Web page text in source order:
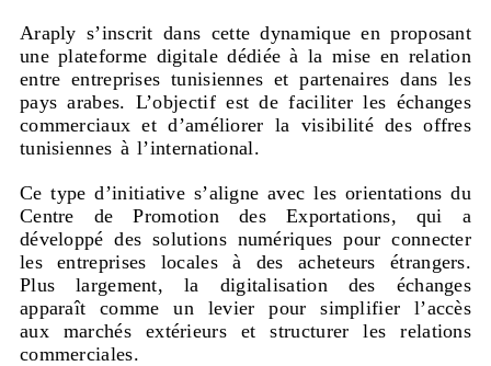
Araply s’inscrit dans cette dynamique en proposant
une plateforme digitale dédiée à la mise en relation
entre entreprises tunisiennes et partenaires dans les
pays arabes. L’objectif est de faciliter les échanges
commerciaux et d’améliorer la visibilité des offres
tunisiennes à l’international.
Ce type d’initiative s’aligne avec les orientations du
Centre de Promotion des Exportations, qui a
développé des solutions numériques pour connecter
les entreprises locales à des acheteurs étrangers.
Plus largement, la digitalisation des échanges
apparaît comme un levier pour simplifier l’accès
aux marchés extérieurs et structurer les relations
commerciales.